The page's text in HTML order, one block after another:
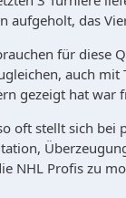
aufgeholt, das
für diese
auch
gezeigt hat war
oft stellt sich bei
NHL Profis zu